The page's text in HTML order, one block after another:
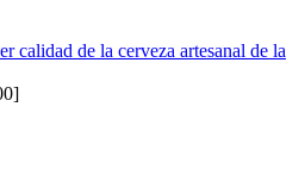
calidad de la cerveza artesanal de la